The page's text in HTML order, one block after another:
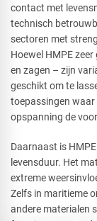
contact met
technisch
sectoren met
Hoewel HMPE
en zagen – zijn
geschikt om te
toepassingen
opspanning de
Daarnaast is
levensduur. Het
extreme
Zelfs in maritieme
andere materialen